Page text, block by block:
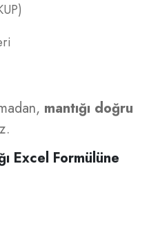
mantığı doğru
Excel Formülüne